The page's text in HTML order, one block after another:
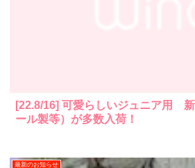
[22.8/16] 可愛らしいジュニア用
ール製等）が多数入荷！
最新のお知らせ